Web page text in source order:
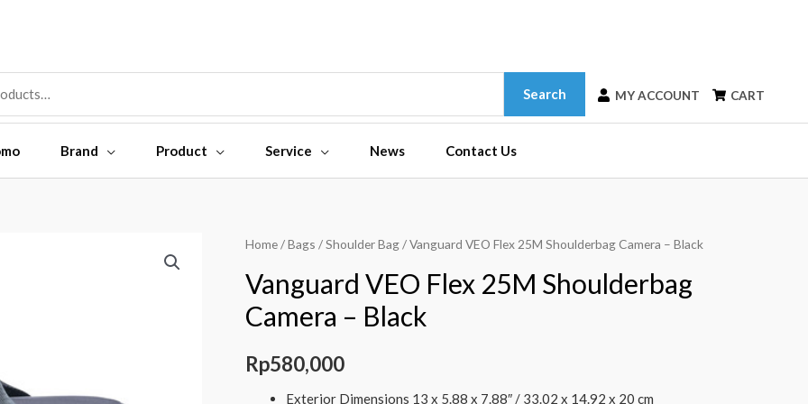
Search MY ACCOUNT CART
Brand Product Service News Contact Us
Home/Bags /Shoulder Bag/ Vanguard VEO Flex 25M Shoulderbag Camera – Black
Vanguard VEO Flex 25M Shoulderbag
Camera – Black
Rp580,000
Exterior Dimensions 13 x 5.88 x 7.88″ / 33.02 x 14.92 x 20 cm